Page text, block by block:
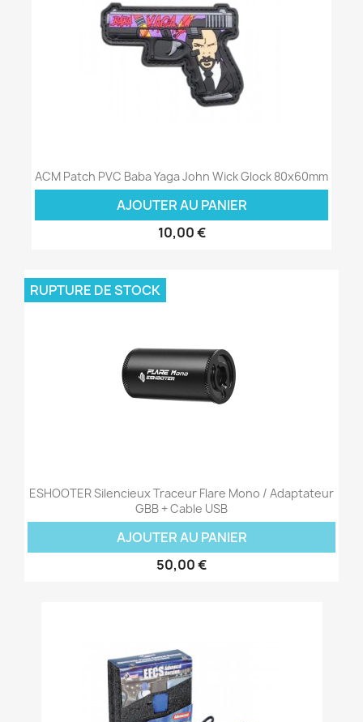
ACM Patch PVC Baba Yaga John Wick Glock 80x60mm
AJOUTER AU PANIER
10,00 €
ESHOOTER Silencieux Traceur Flare Mono / Adaptateur
GBB + Cable USB
AJOUTER AU PANIER
50,00 €
RUPTURE DE STOCK